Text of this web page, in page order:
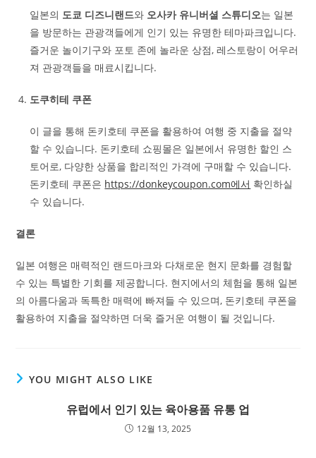
일본의 도쿄 디즈니랜드와 오사카 유니버셜 스튜디오는 일본
을 방문하는 관광객들에게 인기 있는 유명한 테마파크입니다.
즐거운 놀이기구와 포토 존에 놀라운 상점, 레스토랑이 어우러
져 관광객들을 매료시킵니다.
도쿠히테 쿠폰
이 글을 통해 돈키호테 쿠폰을 활용하여 여행 중 지출을 절약
할 수 있습니다. 돈키호테 쇼핑몰은 일본에서 유명한 할인 스
토어로, 다양한 상품을 합리적인 가격에 구매할 수 있습니다.
돈키호테 쿠폰은 https://donkeycoupon.com에서 확인하실
수 있습니다.
결론
일본 여행은 매력적인 랜드마크와 다채로운 현지 문화를 경험할
수 있는 특별한 기회를 제공합니다. 현지에서의 체험을 통해 일본
의 아름다움과 독특한 매력에 빠져들 수 있으며, 돈키호테 쿠폰을
활용하여 지출을 절약하면 더욱 즐거운 여행이 될 것입니다.
YOU MIGHT ALSO LIKE
유럽에서 인기 있는 육아용품 유통 업
12월 13, 2025